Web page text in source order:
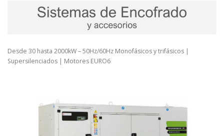
Desde 30 hasta 2000kW – 50Hz/60Hz Monofásicos y trifásicos |
Supersilenciados | Motores EURO6